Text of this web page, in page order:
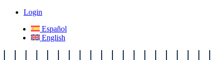
Login
Español
English